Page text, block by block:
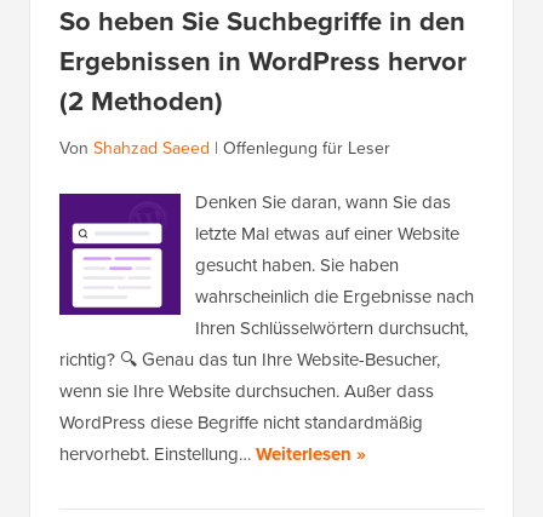
So heben Sie Suchbegriffe in den
Ergebnissen in WordPress hervor
(2 Methoden)
Von Shahzad Saeed | Offenlegung für Leser
Denken Sie daran, wann Sie das
letzte Mal etwas auf einer Website
gesucht haben. Sie haben
wahrscheinlich die Ergebnisse nach
Ihren Schlüsselwörtern durchsucht,
richtig? 🔍 Genau das tun Ihre Website-Besucher,
wenn sie Ihre Website durchsuchen. Außer dass
WordPress diese Begriffe nicht standardmäßig
hervorhebt. Einstellung…Weiterlesen »